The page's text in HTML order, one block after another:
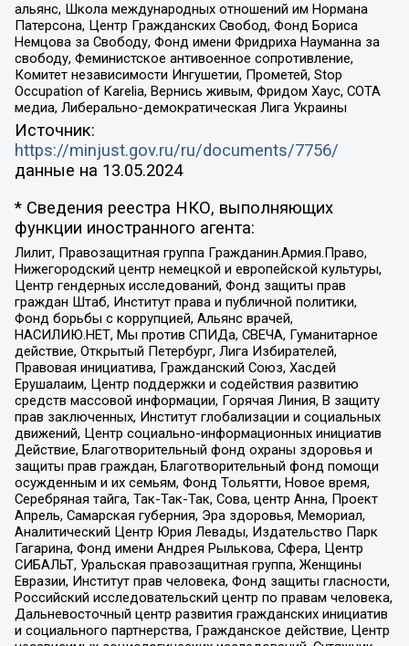
альянс, Школа международных отношений им Нормана
Патерсона, Центр Гражданских Свобод, Фонд Бориса
Немцова за Свободу, Фонд имени Фридриха Науманна за
свободу, Феминистское антивоенное сопротивление,
Комитет независимости Ингушетии, Прометей, Stop
Occupation of Karelia, Вернись живым, Фридом Хаус, СОТА
медиа, Либерально-демократическая Лига Украины
Источник:
https://minjust.gov.ru/ru/documents/7756/
данные на 13.05.2024
* Сведения реестра НКО, выполняющих
функции иностранного агента:
Лилит, Правозащитная группа Гражданин.Армия.Право,
Нижегородский центр немецкой и европейской культуры,
Центр гендерных исследований, Фонд защиты прав
граждан Штаб, Институт права и публичной политики,
Фонд борьбы с коррупцией, Альянс врачей,
НАСИЛИЮ.НЕТ, Мы против СПИДа, СВЕЧА, Гуманитарное
действие, Открытый Петербург, Лига Избирателей,
Правовая инициатива, Гражданский Союз, Хасдей
Ерушалаим, Центр поддержки и содействия развитию
средств массовой информации, Горячая Линия, В защиту
прав заключенных, Институт глобализации и социальных
движений, Центр социально-информационных инициатив
Действие, Благотворительный фонд охраны здоровья и
защиты прав граждан, Благотворительный фонд помощи
осужденным и их семьям, Фонд Тольятти, Новое время,
Серебряная тайга, Так-Так-Так, Сова, центр Анна, Проект
Апрель, Самарская губерния, Эра здоровья, Мемориал,
Аналитический Центр Юрия Левады, Издательство Парк
Гагарина, Фонд имени Андрея Рылькова, Сфера, Центр
СИБАЛЬТ, Уральская правозащитная группа, Женщины
Евразии, Институт прав человека, Фонд защиты гласности,
Российский исследовательский центр по правам человека,
Дальневосточный центр развития гражданских инициатив
и социального партнерства, Гражданское действие, Центр